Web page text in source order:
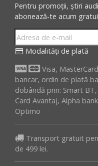
Pentru promoții, știri
abonează-te acum
Modalități de plată
Visa,
bancar, ordin de plată
dobândă prin: Smart
Card Avantaj, Alpha
Optimo
Transport gratuit
de 499 lei.